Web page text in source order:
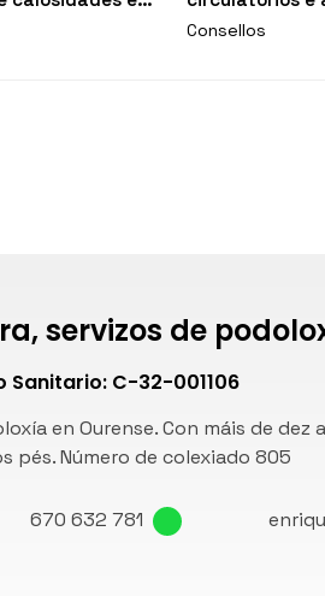
pés
Consellos
servizos de
Sanitario: C-32-001106
en Ourense. Con máis de
pés. Número de colexiado 805
670 632 781